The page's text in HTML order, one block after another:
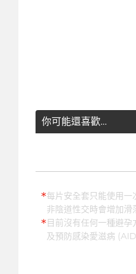
你可能還喜歡…
*每片安全套只能使用一
非陰道性交時會增加滑
*目前沒有任何一種避
及預防感染愛滋病